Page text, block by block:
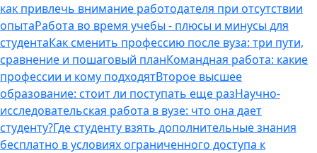
как привлечь внимание работодателя при отсутствии
опытаРабота во время учебы - плюсы и минусы для
студентаКак сменить профессию после вуза: три пути,
сравнение и пошаговый планКомандная работа: какие
профессии и кому подходятВторое высшее
образование: стоит ли поступать еще разНаучно-
исследовательская работа в вузе: что она дает
студенту?Где студенту взять дополнительные знания
бесплатно в условиях ограниченного доступа к